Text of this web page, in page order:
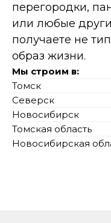
перегородки,
или любые
получаете не
образ жизни.
Мы строим в:
Томск
Северск
Новосибирск
Томская область
Новосибирская